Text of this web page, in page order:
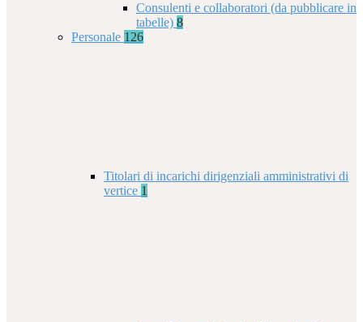
Consulenti e collaboratori (da pubblicare in
tabelle) 8
Personale 126
Titolari di incarichi dirigenziali amministrativi di
vertice 1